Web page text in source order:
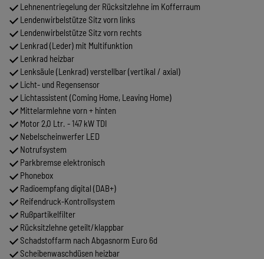
Lehnenentriegelung der Rücksitzlehne im Kofferraum
Lendenwirbelstütze Sitz vorn links
Lendenwirbelstütze Sitz vorn rechts
Lenkrad (Leder) mit Multifunktion
Lenkrad heizbar
Lenksäule (Lenkrad) verstellbar (vertikal / axial)
Licht- und Regensensor
Lichtassistent (Coming Home, Leaving Home)
Mittelarmlehne vorn + hinten
Motor 2,0 Ltr. - 147 kW TDI
Nebelscheinwerfer LED
Notrufsystem
Parkbremse elektronisch
Phonebox
Radioempfang digital (DAB+)
Reifendruck-Kontrollsystem
Rußpartikelfilter
Rücksitzlehne geteilt/klappbar
Schadstoffarm nach Abgasnorm Euro 6d
Scheibenwaschdüsen heizbar